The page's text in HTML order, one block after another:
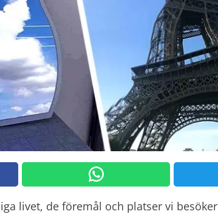
livet, de föremål och platser vi besöker